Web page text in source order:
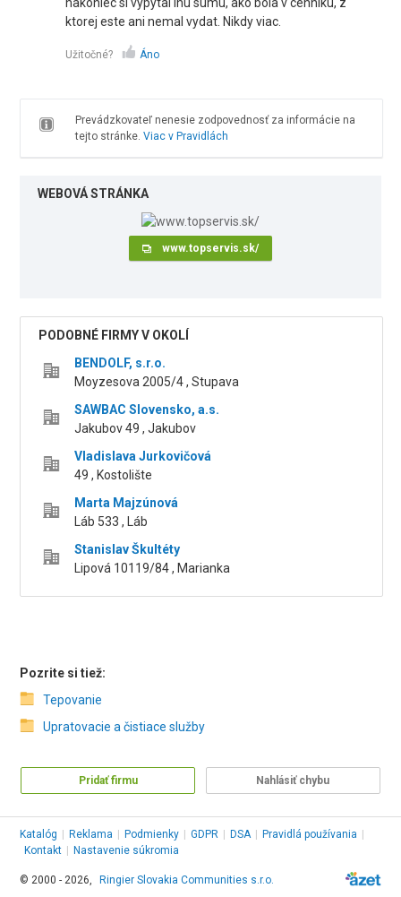
ktorej este ani nemal vydat. Nikdy viac.
Užitočné? Áno
Prevádzkovateľ nenesie zodpovednosť za informácie na
tejto stránke. Viac v Pravidlách
WEBOVÁ STRÁNKA
www.topservis.sk/
PODOBNÉ FIRMY V OKOLÍ
BENDOLF, s.r.o.
Moyzesova 2005/4 , Stupava
SAWBAC Slovensko, a.s.
Jakubov 49 , Jakubov
Vladislava Jurkovičová
49 , Kostolište
Marta Majzúnová
Láb 533 , Láb
Stanislav Škultéty
Lipová 10119/84 , Marianka
Pozrite si tiež:
Tepovanie
Upratovacie a čistiace služby
Pridať firmu Nahlásiť chybu
Katalóg Reklama Podmienky GDPR DSA Pravidlá používania
Kontakt
Nastavenie súkromia
© 2000 - 2026, Ringier Slovakia Communities s.r.o.